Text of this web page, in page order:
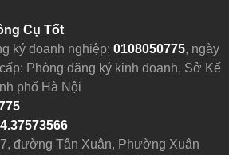
Cụ Tốt
ký doanh nghiệp: 0108050775, ngày
Phòng đăng ký kinh doanh, Sở Kế
phố Hà Nội
đường Tân Xuân, Phường Xuân